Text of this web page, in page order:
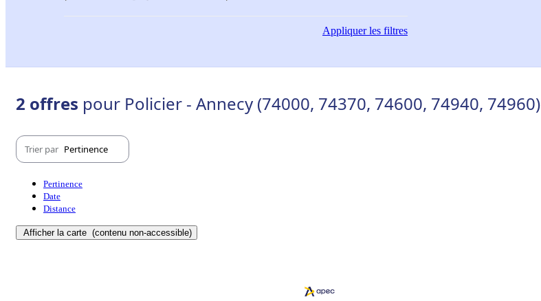
Appliquerles filtres
2 offres pour Policier - Annecy (74000, 74370, 74600, 74940, 74960)
Trier par Pertinence
Pertinence
Date
Distance
Afficher la carte (contenu non-accessible)